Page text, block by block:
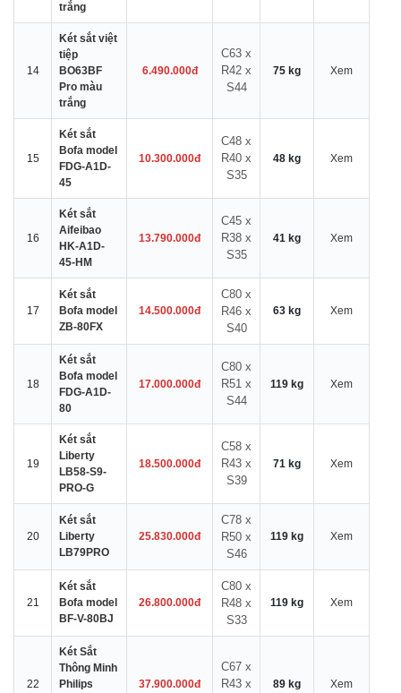
trắng
14
Két sắt việt
tiệp
BO63BF
Pro màu
trắng
6.490.000đ
C63 x
R42 x
S44
75 kg Xem
15
Két sắt
Bofa model
FDG-A1D-
45
10.300.000đ
C48 x
R40 x
S35
48 kg Xem
16
Két sắt
Aifeibao
HK-A1D-
45-HM
13.790.000đ
C45 x
R38 x
S35
41 kg Xem
17
Két sắt
Bofa model
ZB-80FX
14.500.000đ
C80 x
R46 x
S40
63 kg Xem
18
Két sắt
Bofa model
FDG-A1D-
80
17.000.000đ
C80 x
R51 x
S44
119 kg Xem
19
Két sắt
Liberty
LB58-S9-
PRO-G
18.500.000đ
C58 x
R43 x
S39
71 kg Xem
20
Két sắt
Liberty
LB79PRO
25.830.000đ
C78 x
R50 x
S46
119 kg Xem
21
Két sắt
Bofa model
BF-V-80BJ
26.800.000đ
C80 x
R48 x
S33
119 kg Xem
22
Két Sắt
Thông Minh
Philips
37.900.000đ
C67 x
R43 x
89 kg Xem